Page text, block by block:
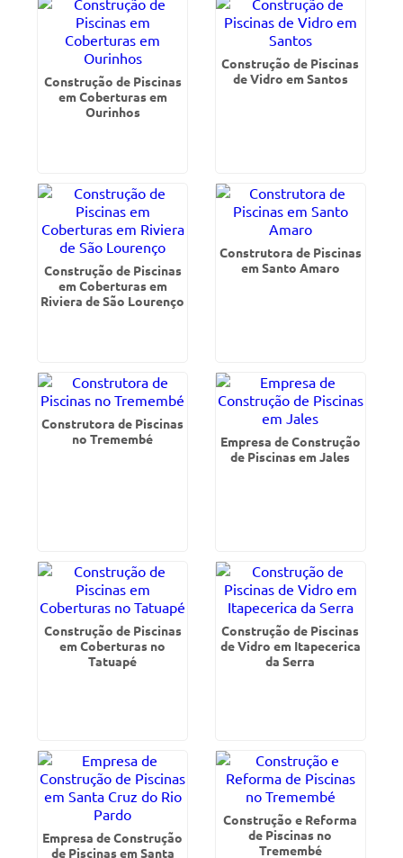
Construção de Piscinas
em Coberturas em
Ourinhos
Construção de Piscinas
de Vidro em Santos
Construção de Piscinas
em Coberturas em
Riviera de São Lourenço
Construtora de Piscinas
em Santo Amaro
Construtora de Piscinas
no Tremembé
Empresa de Construção
de Piscinas em Jales
Construção de Piscinas
em Coberturas no
Tatuapé
Construção de Piscinas
de Vidro em Itapecerica
da Serra
Empresa de Construção
de Piscinas em Santa
Construção e Reforma
de Piscinas no
Tremembé